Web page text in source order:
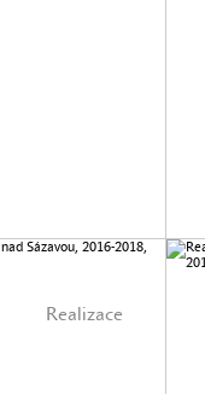
Realizace